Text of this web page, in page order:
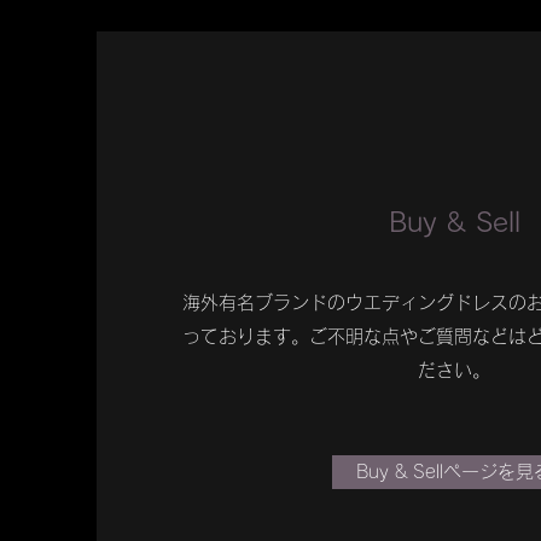
​Buy & Sell
海外有名ブランドのウエディングドレスの
っております。ご不明な点やご質問などは
ださい。
Buy & Sellページを見